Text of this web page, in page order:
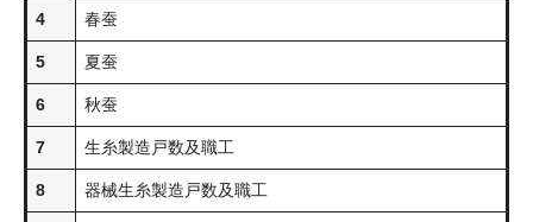
4 春蚕
5 夏蚕
6 秋蚕
7 生糸製造戸数及職工
8 器械生糸製造戸数及職工